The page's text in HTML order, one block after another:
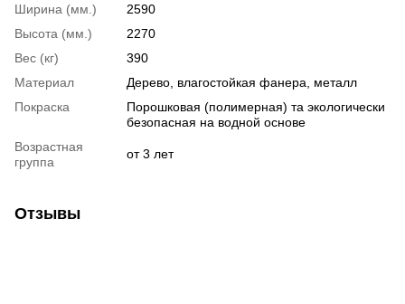
Ширина (мм.)
2590
Высота (мм.)
2270
Вес (кг)
390
Материал
Дерево, влагостойкая фанера, металл
Покраска
Порошковая (полимерная) та экологически
безопасная на водной основе
Возрастная
группа
от 3 лет
Отзывы